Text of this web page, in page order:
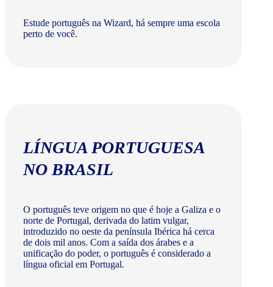
Estude português na Wizard, há sempre uma escola
perto de você.
LÍNGUA PORTUGUESA
NO BRASIL
O português teve origem no que é hoje a Galiza e o
norte de Portugal, derivada do latim vulgar,
introduzido no oeste da península Ibérica há cerca
de dois mil anos. Com a saída dos árabes e a
unificação do poder, o português é considerado a
língua oficial em Portugal.